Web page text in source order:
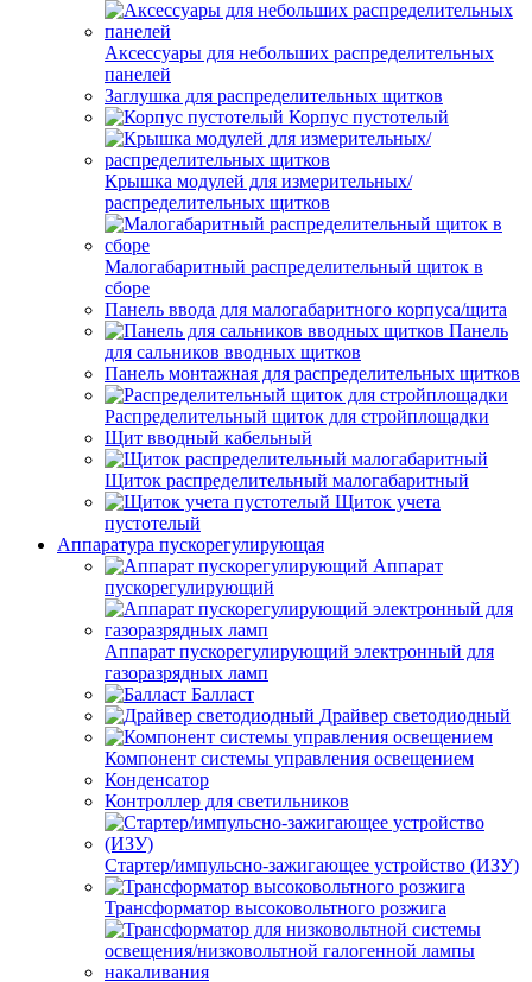
Аксессуары для небольших распределительных
панелей
Заглушка для распределительных щитков
Корпус пустотелый
Крышка модулей для измерительных/
распределительных щитков
Малогабаритный распределительный щиток в
сборе
Панель ввода для малогабаритного корпуса/щита
Панель
для сальников вводных щитков
Панель монтажная для распределительных щитков
Распределительный щиток для стройплощадки
Щит вводный кабельный
Щиток распределительный малогабаритный
Щиток учета
пустотелый
Аппаратура пускорегулирующая
Аппарат
пускорегулирующий
Аппарат пускорегулирующий электронный для
газоразрядных ламп
Балласт
Драйвер светодиодный
Компонент системы управления освещением
Конденсатор
Контроллер для светильников
Стартер/импульсно-зажигающее устройство (ИЗУ)
Трансформатор высоковольтного розжига